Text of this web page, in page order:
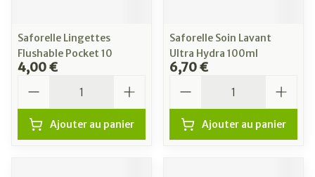
Saforelle Lingettes
Flushable Pocket 10
4,00 €
Ajouter au panier
Saforelle Soin Lavant
Ultra Hydra 100ml
6,70 €
Ajouter au panier